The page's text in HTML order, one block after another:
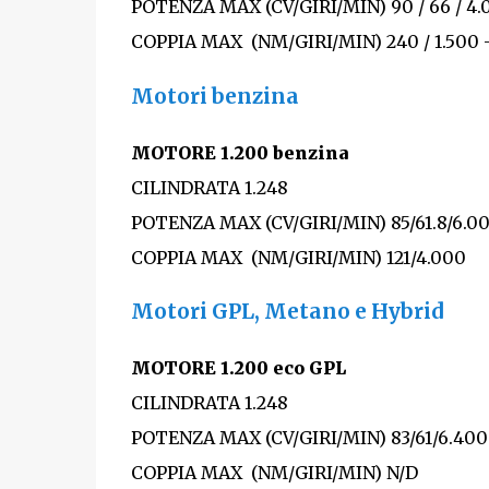
POTENZA MAX (CV/GIRI/MIN) 90 / 66 /
COPPIA MAX (NM/GIRI/MIN) 240 / 1.500
Motori benzina
MOTORE 1.200 benzina
CILINDRATA 1.248
POTENZA MAX (CV/GIRI/MIN) 85/61.8/
COPPIA MAX (NM/GIRI/MIN) 121/4.000
Motori GPL, Metano e Hybrid
MOTORE 1.200 eco GPL
CILINDRATA 1.248
POTENZA MAX (CV/GIRI/MIN) 83/61/6.400
COPPIA MAX (NM/GIRI/MIN) N/D